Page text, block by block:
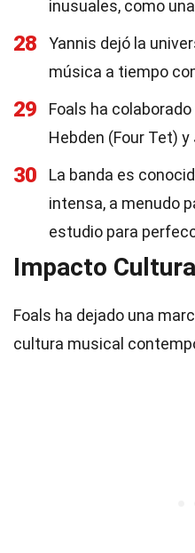
inusuales, como
28
Yannis dejó la
música a tiempo
29
Foals ha
Hebden (Four Tet) y
30
La banda es
intensa, a menudo
estudio para
Impacto
Foals ha dejado una
cultura musical